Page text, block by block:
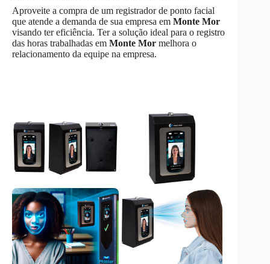
Aproveite a compra de um registrador de ponto facial
que atende a demanda de sua empresa em Monte Mor
visando ter eficiência. Ter a solução ideal para o registro
das horas trabalhadas em Monte Mor melhora o
relacionamento da equipe na empresa.